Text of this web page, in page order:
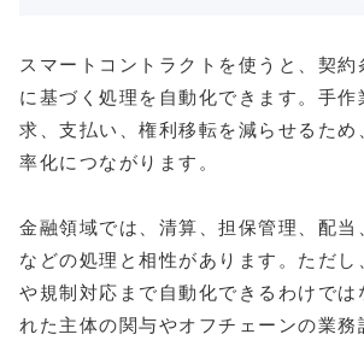
スマートコントラクトを使うと、契約
に基づく処理を自動化できます。手作
求、支払い、権利移転を減らせるため
率化につながります。
金融領域では、清算、担保管理、配当
などの処理と相性があります。ただし
や規制対応まで自動化できるわけでは
れた主体の関与やオフチェーンの業務